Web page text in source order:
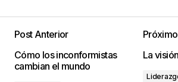
publicada. Los campos
marcados con
Post Anterior
Cómo los inconformistas
cambian el mundo
La